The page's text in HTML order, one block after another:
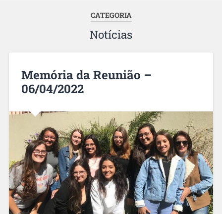
CATEGORIA
Notícias
Memória da Reunião –
06/04/2022